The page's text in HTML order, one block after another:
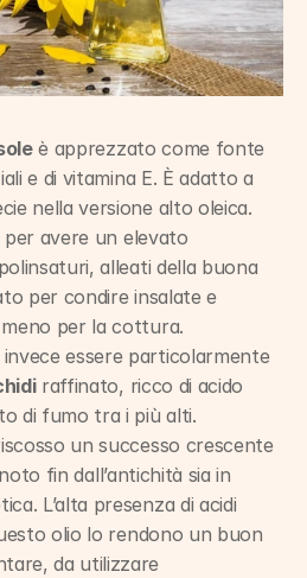
è apprezzato come fonte
e di vitamina E. È adatto a
nella versione alto oleica.
avere un elevato
alleati della buona
per condire insalate e
per la cottura.
essere particolarmente
raffinato, ricco di acido
di fumo tra i più alti.
un successo crescente
fin dall’antichità sia in
L’alta presenza di acidi
olio lo rendono un buon
da utilizzare